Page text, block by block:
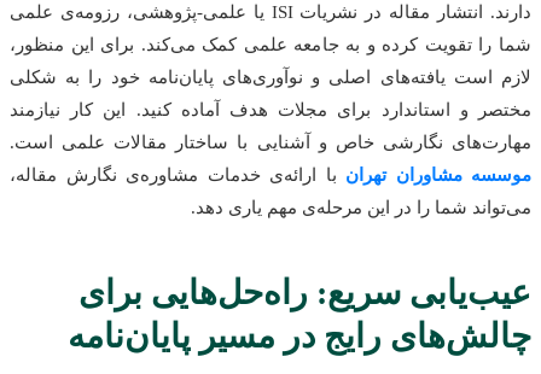
دارند. انتشار مقاله در نشریات ISI یا علمی-پژوهشی، رزومه‌ی علمی
شما را تقویت کرده و به جامعه علمی کمک می‌کند. برای این منظور،
لازم است یافته‌های اصلی و نوآوری‌های پایان‌نامه خود را به شکلی
مختصر و استاندارد برای مجلات هدف آماده کنید. این کار نیازمند
مهارت‌های نگارشی خاص و آشنایی با ساختار مقالات علمی است.
موسسه مشاوران تهران با ارائه‌ی خدمات مشاوره‌ی نگارش مقاله،
می‌تواند شما را در این مرحله‌ی مهم یاری دهد.
عیب‌یابی سریع: راه‌حل‌هایی برای
چالش‌های رایج در مسیر پایان‌نامه